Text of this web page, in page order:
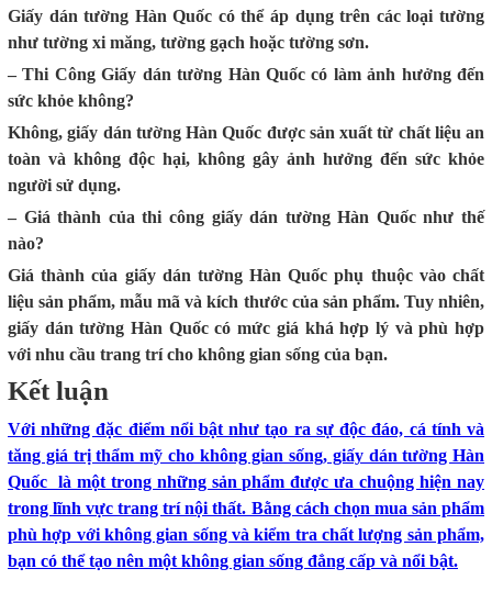
Giấy dán tường Hàn Quốc có thể áp dụng trên các loại tường
như tường xi măng, tường gạch hoặc tường sơn.
– Thi Công Giấy dán tường Hàn Quốc có làm ảnh hưởng đến
sức khỏe không?
Không, giấy dán tường Hàn Quốc được sản xuất từ chất liệu an
toàn và không độc hại, không gây ảnh hưởng đến sức khỏe
người sử dụng.
– Giá thành của thi công giấy dán tường Hàn Quốc như thế
nào?
Giá thành của giấy dán tường Hàn Quốc phụ thuộc vào chất
liệu sản phẩm, mẫu mã và kích thước của sản phẩm. Tuy nhiên,
giấy dán tường Hàn Quốc có mức giá khá hợp lý và phù hợp
với nhu cầu trang trí cho không gian sống của bạn.
Kết luận
Với những đặc điểm nổi bật như tạo ra sự độc đáo, cá tính và
tăng giá trị thẩm mỹ cho không gian sống, giấy dán tường Hàn
Quốc là một trong những sản phẩm được ưa chuộng hiện nay
trong lĩnh vực trang trí nội thất. Bằng cách chọn mua sản phẩm
phù hợp với không gian sống và kiểm tra chất lượng sản phẩm,
bạn có thể tạo nên một không gian sống đẳng cấp và nổi bật.